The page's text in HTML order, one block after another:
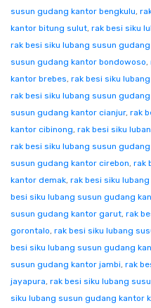
susun gudang kantor bengkulu,
kantor bitung sulut, rak besi siku
rak besi siku lubang susun
susun gudang kantor bondowoso,
kantor brebes, rak besi siku
rak besi siku lubang susun
susun gudang kantor cianjur, rak
kantor cibinong, rak besi siku
rak besi siku lubang susun
susun gudang kantor cirebon, rak
kantor demak, rak besi siku
besi siku lubang susun gudang
susun gudang kantor garut, rak
gorontalo, rak besi siku lubang
besi siku lubang susun gudang
susun gudang kantor jambi, rak
jayapura, rak besi siku lubang
siku lubang susun gudang kantor